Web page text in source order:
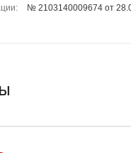
№ 2103140009674 от